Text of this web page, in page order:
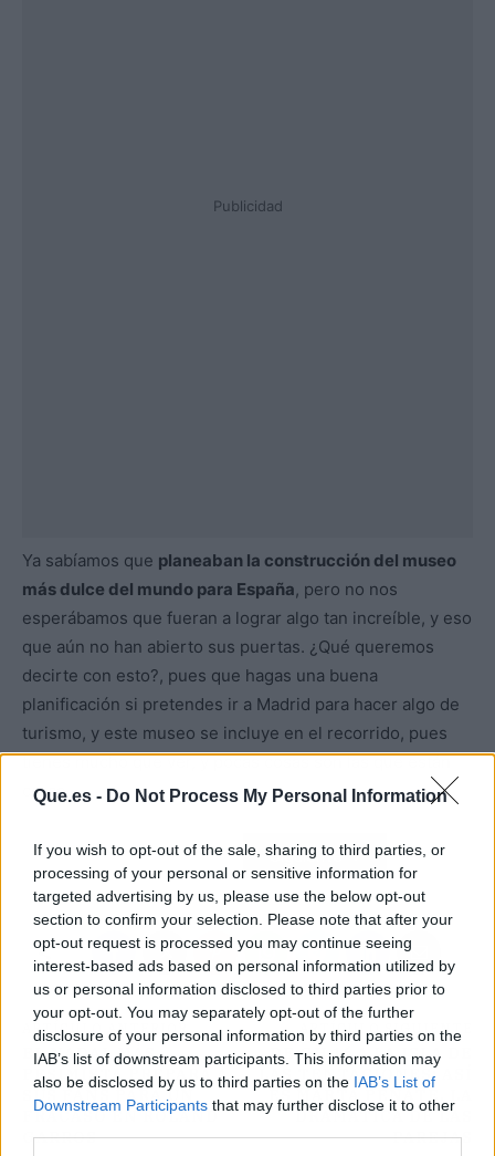
Que.es - Do Not Process My Personal Information
If you wish to opt-out of the sale, sharing to third parties, or
processing of your personal or sensitive information for
targeted advertising by us, please use the below opt-out
section to confirm your selection. Please note that after your
opt-out request is processed you may continue seeing
interest-based ads based on personal information utilized by
us or personal information disclosed to third parties prior to
your opt-out. You may separately opt-out of the further
disclosure of your personal information by third parties on the
IAB’s list of downstream participants. This information may
also be disclosed by us to third parties on the IAB’s List of
Downstream Participants that may further disclose it to other
Publicidad
Ya sabíamos que planeaban la construcción del museo
más dulce del mundo para España, pero no nos
esperábamos que fueran a lograr algo tan increíble, y eso
que aún no han abierto sus puertas. ¿Qué queremos
decirte con esto?, pues que hagas una buena
planificación si pretendes ir a Madrid para hacer algo de
turismo, y este museo se incluye en el recorrido, pues
tienes mucho que ver, y pocas cosas son las que están
cerca.
Atrás Siguiente
ARTÍCULO ANTERIOR
EL NADAL MÁS
PESIMISTA PREPARA A
SUS FANS PARA UN
FRACASO EN ROLAND
GARROS
ARTÍCULO SIGUIENTE
DE GH 16 A LA ISLA DE
LAS TENTACIONES: ASÍ
ES MARTA PEÑATE, LA
DRAMÁTICA DE LAS
PAREJAS